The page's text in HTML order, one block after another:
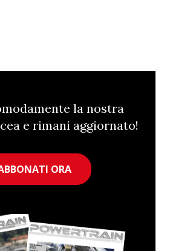
la nostra
e rimani aggiornato!
ORA